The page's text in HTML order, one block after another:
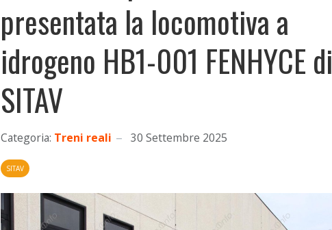
presentata la locomotiva a
idrogeno HB1-001 FENHYCE di
SITAV
Categoria: Treni reali 30 Settembre 2025
SITAV